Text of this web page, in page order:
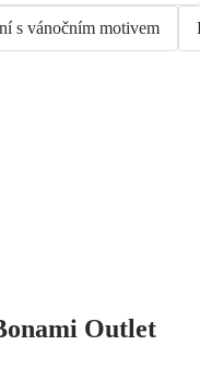
s vánočním motivem
Outlet